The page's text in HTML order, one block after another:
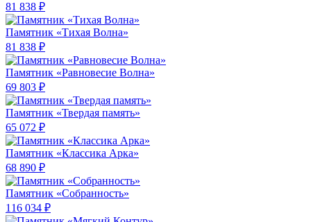
81 838 ₽
Памятник «Тихая Волна»
81 838 ₽
Памятник «Равновесие Волна»
69 803 ₽
Памятник «Твердая память»
65 072 ₽
Памятник «Классика Арка»
68 890 ₽
Памятник «Собранность»
116 034 ₽